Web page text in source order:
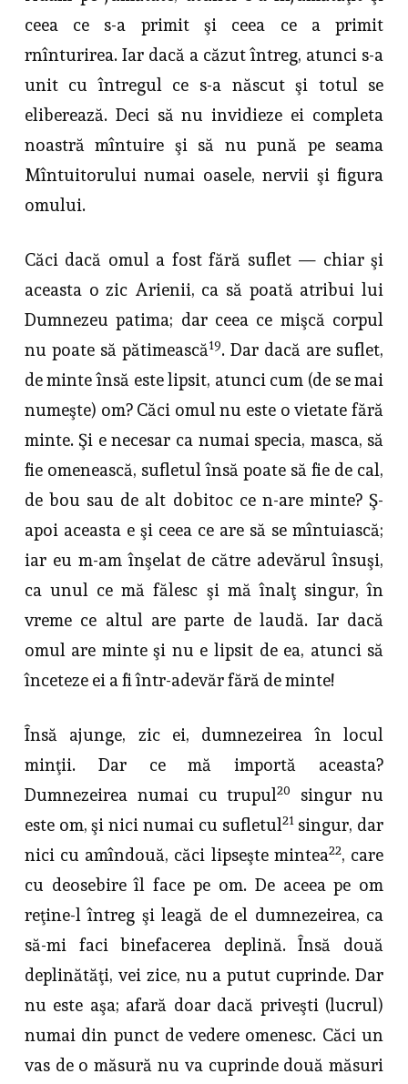
ceea ce s-a primit şi ceea ce a primit
rnînturirea. Iar dacă a căzut întreg, atunci s-a
unit cu întregul ce s-a născut şi totul se
eliberează. Deci să nu invidieze ei completa
noastră mîntuire şi să nu pună pe seama
Mîntuitorului numai oasele, nervii şi figura
omului.
Căci dacă omul a fost fără suflet — chiar şi
aceasta o zic Arienii, ca să poată atribui lui
Dumnezeu patima; dar ceea ce mişcă corpul
nu poate să pătimească19. Dar dacă are suflet,
de minte însă este lipsit, atunci cum (de se mai
numeşte) om? Căci omul nu este o vietate fără
minte. Şi e necesar ca numai specia, masca, să
fie omenească, sufletul însă poate să fie de cal,
de bou sau de alt dobitoc ce n-are minte? Ş-
apoi aceasta e şi ceea ce are să se mîntuiască;
iar eu m-am înşelat de către adevărul însuşi,
ca unul ce mă fălesc şi mă înalţ singur, în
vreme ce altul are parte de laudă. Iar dacă
omul are minte şi nu e lipsit de ea, atunci să
înceteze ei a fi într-adevăr fără de minte!
Însă ajunge, zic ei, dumnezeirea în locul
minţii. Dar ce mă importă aceasta?
Dumnezeirea numai cu trupul20
singur nu
este om, şi nici numai cu sufletul21 singur, dar
nici cu amîndouă, căci lipseşte mintea22, care
cu deosebire îl face pe om. De aceea pe om
reţine-l întreg şi leagă de el dum­nezeirea, ca
să-mi faci binefacerea deplină. Însă două
deplinătăţi, vei zice, nu a putut cuprinde. Dar
nu este aşa; afară doar dacă priveşti (lucrul)
numai din punct de vedere omenesc. Căci un
vas de o măsură nu va cuprinde două măsuri